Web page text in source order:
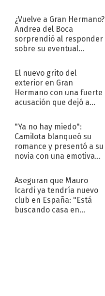
¿Vuelve a Gran Hermano?
Andrea del Boca
sorprendió al responder
sobre su eventual
El nuevo grito del
exterior en Gran
Hermano con una fuerte
acusación que dejó a
"Traidora"
"Ya no hay miedo":
Camilota blanqueó su
romance y presentó a su
novia con una emotiva
Aseguran que Mauro
Icardi ya tendría nuevo
club en España: "Está
buscando casa en